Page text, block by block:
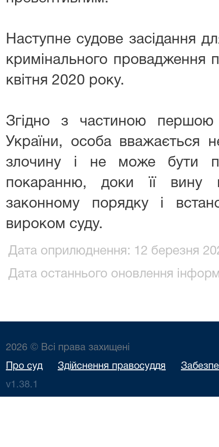
Наступне судове засідання
кримінального провадження
квітня 2020 року.
Згідно з частиною першою
України, особа вважається
злочину і не може бути
покаранню, доки її
законному порядку і
вироком суду.
Дата оприлюднення: 12 березня
Дата останнього оновлення
2026 © Всі права захищені
Про суд Здійснення правосуддя
v1.38.1